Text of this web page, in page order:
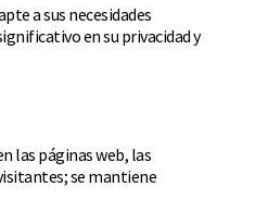
a sus necesidades
en su privacidad y
las páginas web, las
se mantiene